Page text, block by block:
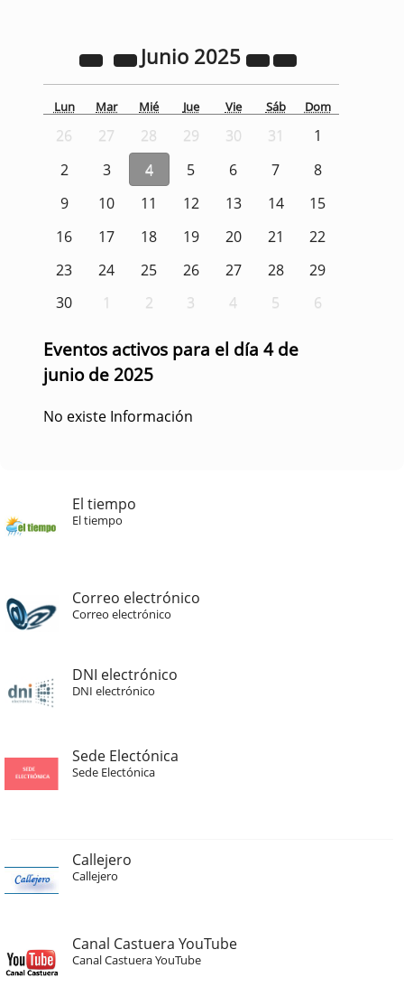
Junio 2025
Lun Mar Mié Jue Vie Sáb Dom
26 27 28 29 30 31
1
2
3 4 5 6 7
8
9
10 11 12 13 14
15
16
17 18 19 20 21
22
23
24 25 26 27 28
29
30
1 2 3 4 5 6
Eventos activos para el día 4 de
junio de 2025
No existe Información
El tiempo
El tiempo
Correo electrónico
Correo electrónico
DNI electrónico
DNI electrónico
Sede Electónica
Sede Electónica
Callejero
Callejero
Canal Castuera YouTube
Canal Castuera YouTube